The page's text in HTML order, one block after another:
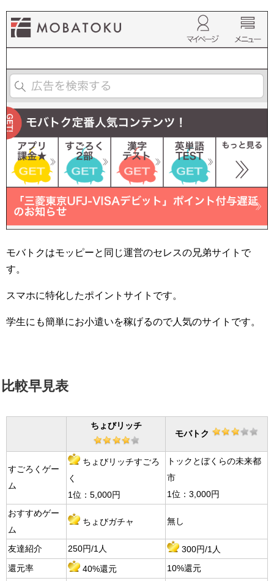
モバトクはモッピーと同じ運営のセレスの兄弟サイトで
す。
スマホに特化したポイントサイトです。
学生にも簡単にお小遣いを稼げるので人気のサイトです。
比較早見表
ちょびリッチ
モバトク
すごろくゲー
ム
ちょびリッチすごろ
く
1位：5,000円
トックとぼくらの未来都
市
1位：3,000円
おすすめゲー
ム
ちょびガチャ 無し
友達紹介 250円/1人 300円/1人
還元率 40%還元 10%還元